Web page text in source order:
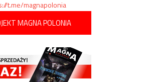
t.me/magnapolonia
MAGNA POLONIA